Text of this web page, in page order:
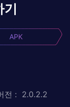
기
APK
전 : 2.0.2.2